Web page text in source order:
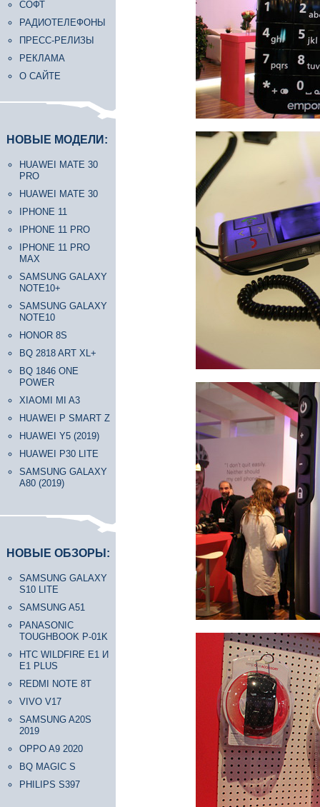
СОФТ
РАДИОТЕЛЕФОНЫ
ПРЕСС-РЕЛИЗЫ
РЕКЛАМА
О САЙТЕ
НОВЫЕ МОДЕЛИ:
HUAWEI MATE 30
PRO
HUAWEI MATE 30
IPHONE 11
IPHONE 11 PRO
IPHONE 11 PRO
MAX
SAMSUNG GALAXY
NOTE10+
SAMSUNG GALAXY
NOTE10
HONOR 8S
BQ 2818 ART XL+
BQ 1846 ONE
POWER
XIAOMI MI A3
HUAWEI P SMART Z
HUAWEI Y5 (2019)
HUAWEI P30 LITE
SAMSUNG GALAXY
A80 (2019)
НОВЫЕ ОБЗОРЫ:
SAMSUNG GALAXY
S10 LITE
SAMSUNG A51
PANASONIC
TOUGHBOOK P-01K
HTC WILDFIRE E1 И
E1 PLUS
REDMI NOTE 8T
VIVO V17
SAMSUNG A20S
2019
OPPO A9 2020
BQ MAGIC S
PHILIPS S397